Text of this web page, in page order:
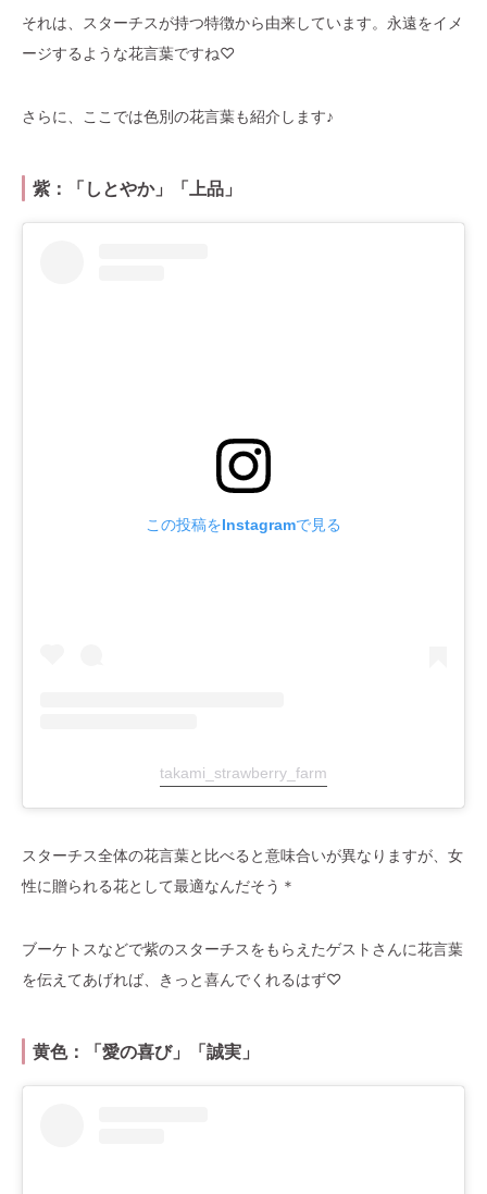
それは、スターチスが持つ特徴から由来しています。永遠をイメ
ージするような花言葉ですね♡
さらに、ここでは色別の花言葉も紹介します♪
紫：「しとやか」「上品」
この投稿をInstagramで見る
takami_strawberry_farm
スターチス全体の花言葉と比べると意味合いが異なりますが、女
性に贈られる花として最適なんだそう＊
ブーケトスなどで紫のスターチスをもらえたゲストさんに花言葉
を伝えてあげれば、きっと喜んでくれるはず♡
黄色：「愛の喜び」「誠実」